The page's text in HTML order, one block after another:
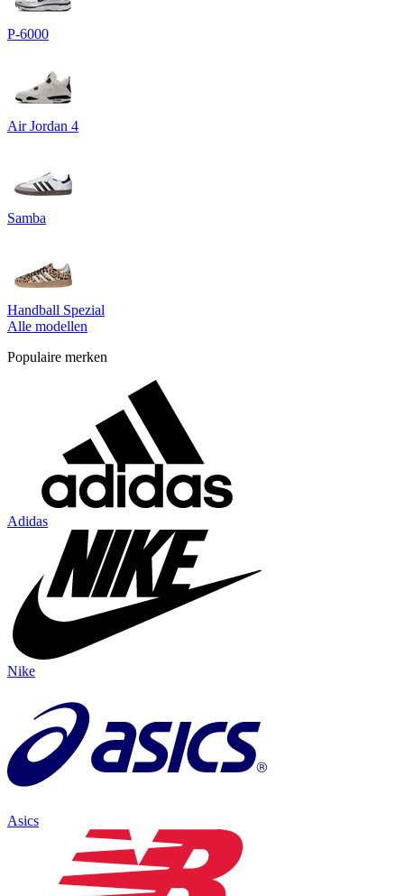
P-6000
Air Jordan 4
Samba
Handball Spezial
Alle modellen
Populaire merken
Adidas
Nike
Asics